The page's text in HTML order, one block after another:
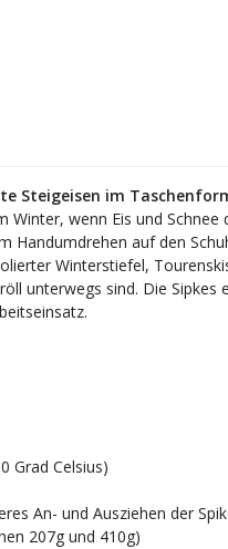
Steigeisen im
wenn Eis und
Handumdrehen auf den
Winterstiefel,
unterwegs sind. Die
Grad Celsius)
An- und Ausziehen der
207g und 410g)